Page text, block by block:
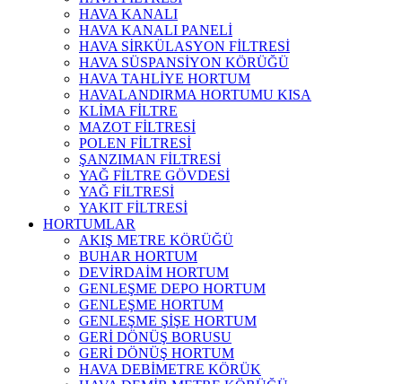
HAVA KANALI
HAVA KANALI PANELİ
HAVA SİRKÜLASYON FİLTRESİ
HAVA SÜSPANSİYON KÖRÜĞÜ
HAVA TAHLİYE HORTUM
HAVALANDIRMA HORTUMU KISA
KLİMA FİLTRE
MAZOT FİLTRESİ
POLEN FİLTRESİ
ŞANZIMAN FİLTRESİ
YAĞ FİLTRE GÖVDESİ
YAĞ FİLTRESİ
YAKIT FİLTRESİ
HORTUMLAR
AKIŞ METRE KÖRÜĞÜ
BUHAR HORTUM
DEVİRDAİM HORTUM
GENLEŞME DEPO HORTUM
GENLEŞME HORTUM
GENLEŞME ŞİŞE HORTUM
GERİ DÖNÜŞ BORUSU
GERİ DÖNÜŞ HORTUM
HAVA DEBİMETRE KÖRÜK